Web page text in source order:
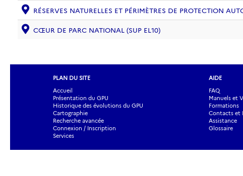
RÉSERVES NATURELLES ET PÉRIMÈTRES DE PROTECTION
CŒUR DE PARC NATIONAL (SUP EL10)
PLAN DU SITE
Accueil
Présentation du GPU
Historique des évolutions du GPU
Cartographie
Recherche avancée
Connexion / Inscription
Services
AIDE
FAQ
Manuels et
Formations
Contacts et
Assistance
Glossaire